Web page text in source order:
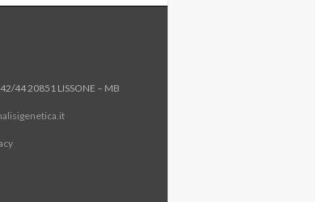
44 20851 LISSONE – MB